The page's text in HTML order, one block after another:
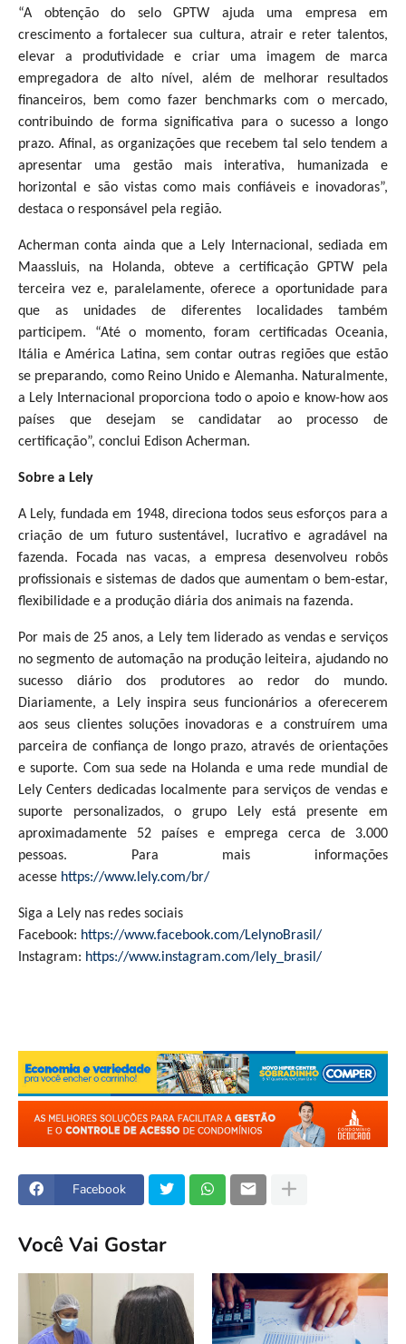
“A obtenção do selo GPTW ajuda uma empresa em
crescimento a fortalecer sua cultura, atrair e reter talentos,
elevar a produtividade e criar uma imagem de marca
empregadora de alto nível, além de melhorar resultados
financeiros, bem como fazer benchmarks com o mercado,
contribuindo de forma significativa para o sucesso a longo
prazo. Afinal, as organizações que recebem tal selo tendem a
apresentar uma gestão mais interativa, humanizada e
horizontal e são vistas como mais confiáveis e inovadoras”,
destaca o responsável pela região.
Acherman conta ainda que a Lely Internacional, sediada em
Maassluis, na Holanda, obteve a certificação GPTW pela
terceira vez e, paralelamente, oferece a oportunidade para
que as unidades de diferentes localidades também
participem. “Até o momento, foram certificadas Oceania,
Itália e América Latina, sem contar outras regiões que estão
se preparando, como Reino Unido e Alemanha. Naturalmente,
a Lely Internacional proporciona todo o apoio e know-how aos
países que desejam se candidatar ao processo de
certificação”, conclui Edison Acherman.
Sobre a Lely
A Lely, fundada em 1948, direciona todos seus esforços para a
criação de um futuro sustentável, lucrativo e agradável na
fazenda. Focada nas vacas, a empresa desenvolveu robôs
profissionais e sistemas de dados que aumentam o bem-estar,
flexibilidade e a produção diária dos animais na fazenda.
Por mais de 25 anos, a Lely tem liderado as vendas e serviços
no segmento de automação na produção leiteira, ajudando no
sucesso diário dos produtores ao redor do mundo.
Diariamente, a Lely inspira seus funcionários a oferecerem
aos seus clientes soluções inovadoras e a construírem uma
parceira de confiança de longo prazo, através de orientações
e suporte. Com sua sede na Holanda e uma rede mundial de
Lely Centers dedicadas localmente para serviços de vendas e
suporte personalizados, o grupo Lely está presente em
aproximadamente 52 países e emprega cerca de 3.000
pessoas. Para mais informações
acesse https://www.lely.com/br/
Siga a Lely nas redes sociais
Facebook: https://www.facebook.com/LelynoBrasil/
Instagram: https://www.instagram.com/lely_brasil/
Facebook
Você Vai Gostar